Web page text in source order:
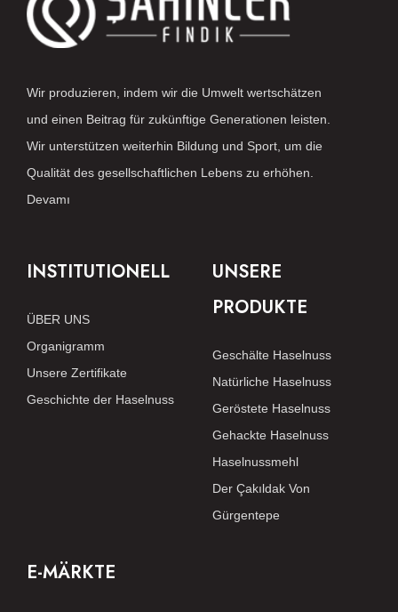
Wir produzieren, indem wir die Umwelt wertschätzen
und einen Beitrag für zukünftige Generationen leisten.
Wir unterstützen weiterhin Bildung und Sport, um die
Qualität des gesellschaftlichen Lebens zu erhöhen.
Devamı
INSTITUTIONELL
ÜBER UNS
Organigramm
Unsere Zertifikate
Geschichte der Haselnuss
UNSERE
PRODUKTE
Geschälte Haselnuss
Natürliche Haselnuss
Geröstete Haselnuss
Gehackte Haselnuss
Haselnussmehl
Der Çakıldak Von
Gürgentepe
E-MÄRKTE